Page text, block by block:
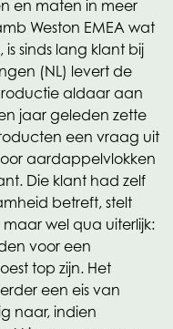
en maten in meer
Weston EMEA wat
sinds lang klant bij
(NL) levert de
aldaar aan
jaar geleden zette
een vraag uit
aardappelvlokken
Die klant had zelf
betreft, stelt
wel qua uiterlijk:
voor een
top zijn. Het
een eis van
naar, indien